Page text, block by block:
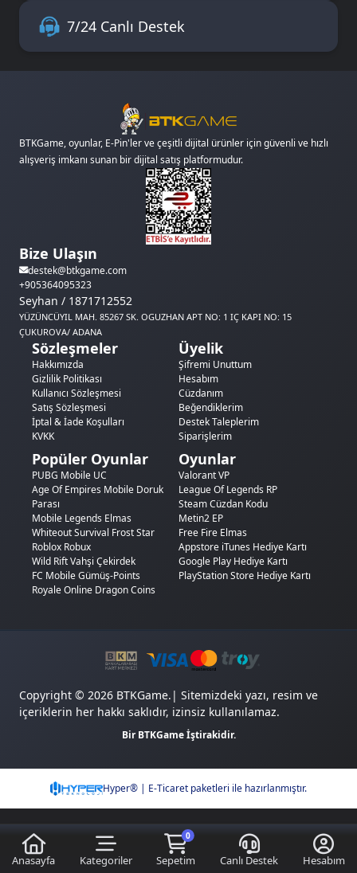
2.00 Sepete Ekle
Anasayfa Kategoriler
0
Sepetim Canlı Destek Hesabım
7/24 Canlı Destek
BTKGame, oyunlar, E-Pin'ler ve çeşitli dijital ürünler için güvenli ve hızlı
alışveriş imkanı sunan bir dijital satış platformudur.
Bize Ulaşın
destek@btkgame.com
+905364095323
Seyhan / 1871712552
YÜZÜNCÜYIL MAH. 85267 SK. OGUZHAN APT NO: 1 IÇ KAPI NO: 15
ÇUKUROVA/ ADANA
Sözleşmeler
Hakkımızda
Gizlilik Politikası
Kullanıcı Sözleşmesi
Satış Sözleşmesi
İptal & İade Koşulları
KVKK
Üyelik
Şifremi Unuttum
Hesabım
Cüzdanım
Beğendiklerim
Destek Taleplerim
Siparişlerim
Popüler Oyunlar
PUBG Mobile UC
Age Of Empires Mobile Doruk
Parası
Mobile Legends Elmas
Whiteout Survival Frost Star
Roblox Robux
Wild Rift Vahşi Çekirdek
FC Mobile Gümüş-Points
Royale Online Dragon Coins
Oyunlar
Valorant VP
League Of Legends RP
Steam Cüzdan Kodu
Metin2 EP
Free Fire Elmas
Appstore iTunes Hediye Kartı
Google Play Hediye Kartı
PlayStation Store Hediye Kartı
Copyright © 2026 BTKGame.| Sitemizdeki yazı, resim ve
içeriklerin her hakkı saklıdır, izinsiz kullanılamaz.
Bir BTKGame İştirakidir.
Hyper® | E-Ticaret paketleri ile hazırlanmıştır.